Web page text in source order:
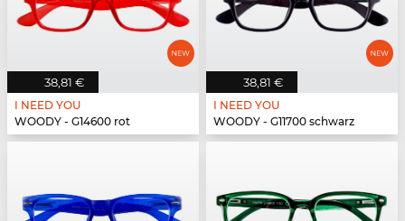
38,81 €
I NEED YOU
WOODY - G14600 rot
38,81 €
I NEED YOU
WOODY - G11700 schwarz